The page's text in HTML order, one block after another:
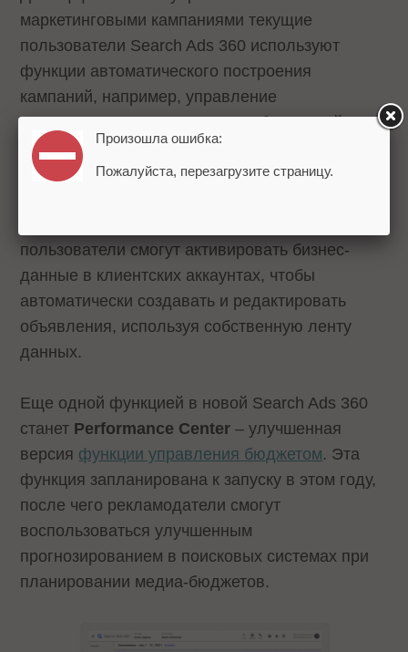
маркетинговыми кампаниями текущие
пользователи Search Ads 360 используют
функции автоматического построения
кампаний, например, управление
инструментами и конструктор объявлений. В
новой версии платформы они станут единой
функцией под названием «Шаблоны»
пользователи смогут активировать бизнес-
данные в клиентских аккаунтах, чтобы
автоматически создавать и редактировать
объявления, используя собственную ленту
данных.
Еще одной функцией в новой Search Ads 360
станет Performance Center – улучшенная
версия функции управления бюджетом. Эта
функция запланирована к запуску в этом году,
после чего рекламодатели смогут
воспользоваться улучшенным
прогнозированием в поисковых системах при
планировании медиа-бюджетов.
Произошла ошибка:
Пожалуйста, перезагрузите страницу.